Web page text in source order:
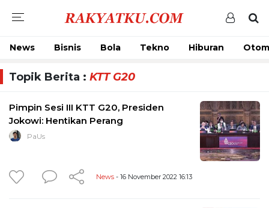
News Bisnis Bola Tekno Hiburan
Topik Berita : KTT G20
Pimpin Sesi III KTT G20, Presiden
Jokowi: Hentikan Perang
PaUs
News - 16 November 2022 16:13